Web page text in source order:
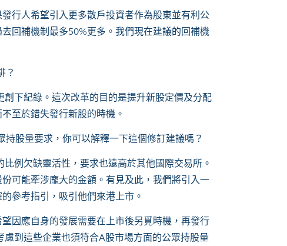
行人希望引入更多散戶投資者作為股東並有利公
回補機制最多50%更多。我們現在建議的回補機
？
下紀錄。這次改革的目的是提升新股定價及分配
至於錯失發行新股的時機。
股量要求，你可以解釋一下這個修訂建議嗎？
例欠缺靈活性，要求也遠高於其他國際交易所。
可能牽涉龐大的金額。有見及此，我們將引入一
參考指引，吸引他們來港上市。
因應自身的發展需要在上市後另覓時機，再發行
到這些企業也須符合A股市場方面的公眾持股量